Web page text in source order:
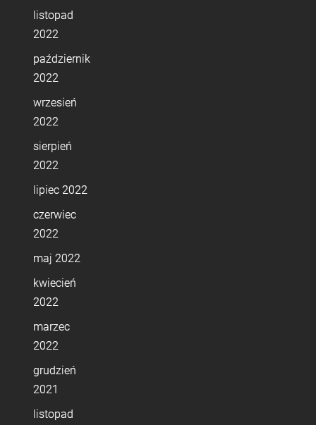
listopad
2022
październik
2022
wrzesień
2022
sierpień
2022
lipiec 2022
czerwiec
2022
maj 2022
kwiecień
2022
marzec
2022
grudzień
2021
listopad